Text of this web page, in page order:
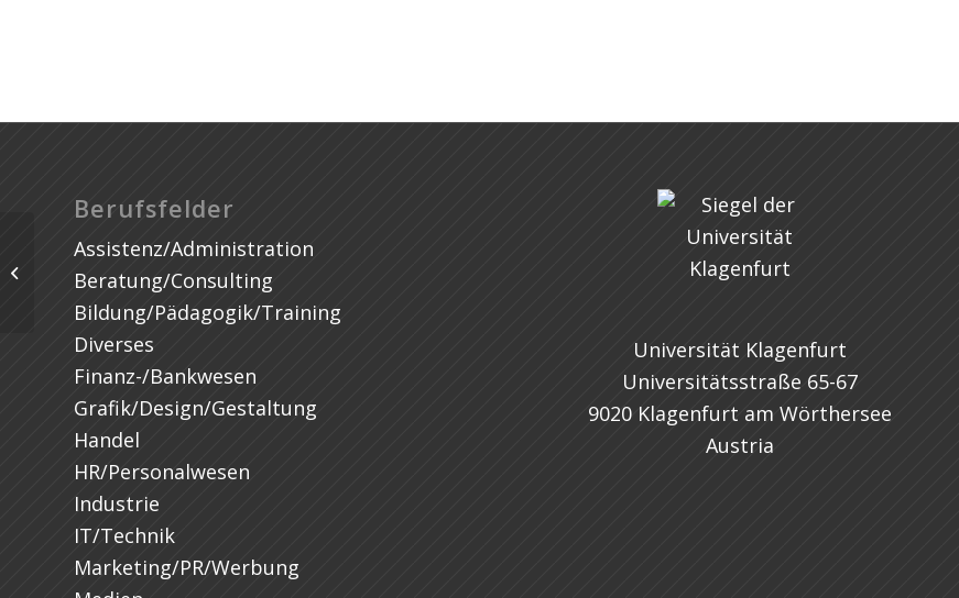
Berufsfelder
Assistenz/Administration
Beratung/Consulting
Bildung/Pädagogik/Training
Diverses
Finanz-/Bankwesen
Grafik/Design/Gestaltung
Handel
HR/Personalwesen
Industrie
IT/Technik
Marketing/PR/Werbung
Universität Klagenfurt
Universitätsstraße 65-67
9020 Klagenfurt am Wörthersee
Austria